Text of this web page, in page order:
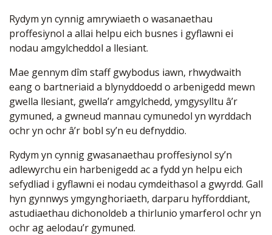
Rydym yn cynnig amrywiaeth o wasanaethau
proffesiynol a allai helpu eich busnes i gyflawni ei
nodau amgylcheddol a llesiant.
Mae gennym dîm staff gwybodus iawn, rhwydwaith
eang o bartneriaid a blynyddoedd o arbenigedd mewn
gwella llesiant, gwella’r amgylchedd, ymgysylltu â’r
gymuned, a gwneud mannau cymunedol yn wyrddach
ochr yn ochr â’r bobl sy’n eu defnyddio.
Rydym yn cynnig gwasanaethau proffesiynol sy’n
adlewyrchu ein harbenigedd ac a fydd yn helpu eich
sefydliad i gyflawni ei nodau cymdeithasol a gwyrdd. Gall
hyn gynnwys ymgynghoriaeth, darparu hyfforddiant,
astudiaethau dichonoldeb a thirlunio ymarferol ochr yn
ochr ag aelodau’r gymuned.